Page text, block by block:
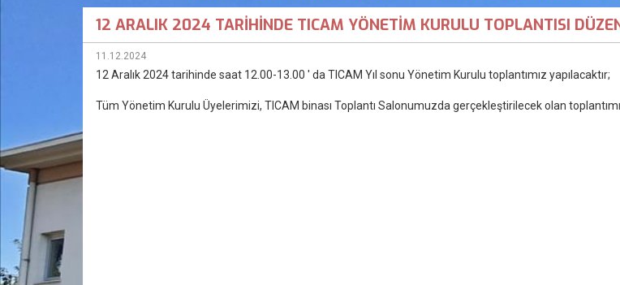
12 ARALIK 2024 TARİHİNDE TICAM YÖNETİM KURULU TOPLANTISI
11.12.2024
12 Aralık 2024 tarihinde saat 12.00-13.00 ' da TICAM Yıl sonu Yönetim Kurulu toplantımız yapılacaktır;
Tüm Yönetim Kurulu Üyelerimizi, TICAM binası Toplantı Salonumuzda gerçekleştirilecek olan